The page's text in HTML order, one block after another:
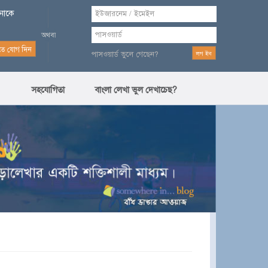
পাসওয়ার্ড ভুলে গেছেন?
সহযোগিতা বাংলা লেখা ভুল দেখাচেছ?